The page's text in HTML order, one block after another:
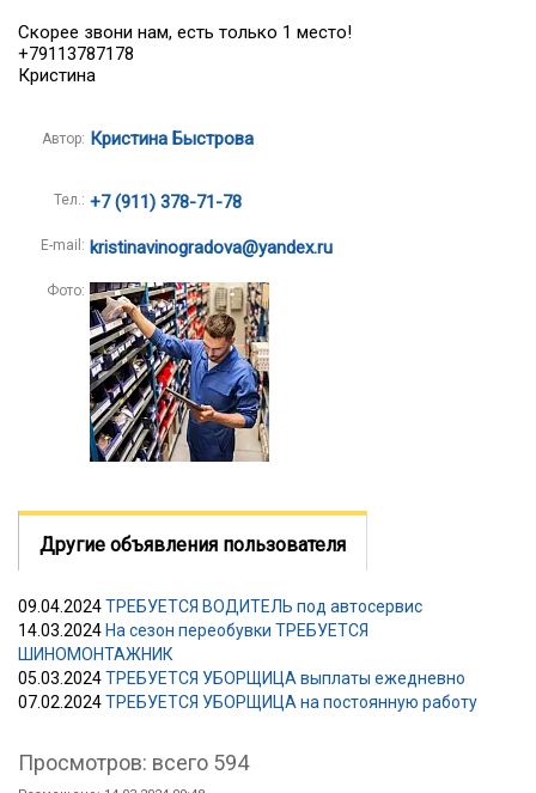
Скорее звони нам, есть только 1 место!
+79113787178
Кристина
Автор: Кристина Быстрова
Тел.: +7 (911) 378-71-78
E-mail: kristinavinogradova@yandex.ru
Фото:
Другие объявления пользователя
09.04.2024ТРЕБУЕТСЯ ВОДИТЕЛЬ под автосервис
14.03.2024На сезон переобувки ТРЕБУЕТСЯ
ШИНОМОНТАЖНИК
05.03.2024ТРЕБУЕТСЯ УБОРЩИЦА выплаты ежедневно
07.02.2024ТРЕБУЕТСЯ УБОРЩИЦА на постоянную работу
Просмотров: всего 594